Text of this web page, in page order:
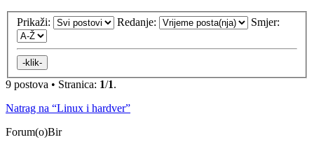
Prikaži: Redanje: Smjer:
9 postova • Stranica: 1/1.
Natrag na “Linux i hardver”
Forum(o)Bir